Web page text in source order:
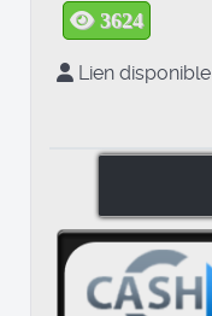
3624
Lien disponible